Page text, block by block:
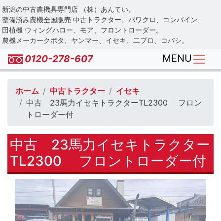
Skip
to
main
content
新潟の中古農機具専門店 （株）あんてい。
整備済み農機全国販売 中古トラクター、パワクロ、コンバイン、
田植機 ウィングハロー、モア、フロントローダー。
農機メーカークボタ、ヤンマー、イセキ、二プロ、コバシ。
0120-278-607 MENU
ホーム 中古トラクター
イセキ
中古 23馬力イセキトラクターTL2300 フロン
トローダー付
中古 23馬力イセキトラクター
TL2300 フロントローダー付